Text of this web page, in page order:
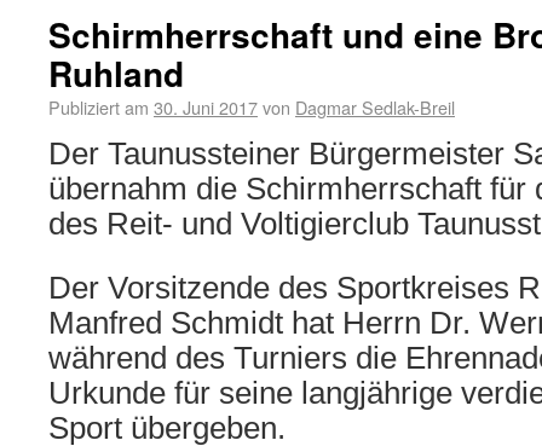
Schirmherrschaft und eine
Ruhland
Publiziert am 30. Juni 2017von Dagmar Sedlak-Breil
Der Taunussteiner Bürgermeister
übernahm die Schirmherrschaft für
des Reit- und Voltigierclub
Der Vorsitzende des Sportkreises
Manfred Schmidt hat Herrn Dr.
während des Turniers die
Urkunde für seine langjährige
Sport übergeben.